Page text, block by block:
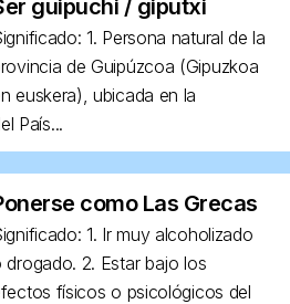
guipuchi / giputxi
1. Persona natural de la
de Guipúzcoa (Gipuzkoa
euskera), ubicada en la
País...
como Las Grecas
1. Ir muy alcoholizado
drogado. 2. Estar bajo los
físicos o psicológicos del